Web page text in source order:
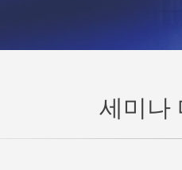
세미나